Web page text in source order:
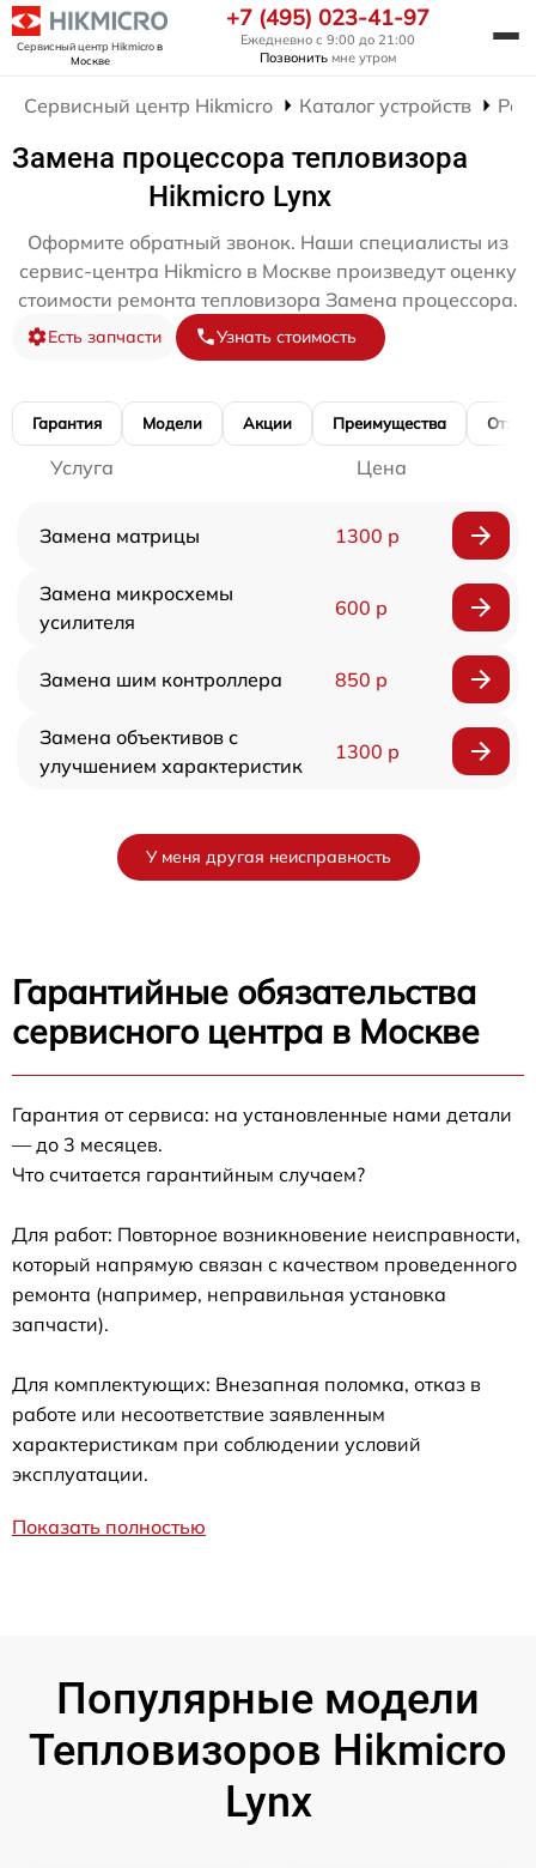
Сервисный центр Hikmicroв
Москве
+7 (495) 023-41-97
Ежедневно с 9:00 до 21:00
Позвонить мне утром
Сервисный центр Hikmicro Каталог устройств
Замена процессора тепловизора
Hikmicro Lynx
Оформите обратный звонок. Наши специалисты из
сервис-центра Hikmicro в Москве произведут оценку
стоимости ремонта тепловизора Замена процессора.
Есть запчасти Узнать стоимость
Гарантия Модели Акции Преимущества
Услуга Цена
Замена матрицы 1300 р
Замена микросхемы
усилителя
600 р
Замена шим контроллера 850 р
Замена объективов с
улучшением характеристик
1300 р
У меня другая неисправность
Гарантийные обязательства
сервисного центра в Москве
Гарантия от сервиса: на установленные нами детали
— до 3 месяцев.
Что считается гарантийным случаем?
Для работ: Повторное возникновение неисправности,
который напрямую связан с качеством проведенного
ремонта (например, неправильная установка
запчасти).
Для комплектующих: Внезапная поломка, отказ в
работе или несоответствие заявленным
характеристикам при соблюдении условий
эксплуатации.
Показать полностью
Популярные модели
Тепловизоров Hikmicro
Lynx